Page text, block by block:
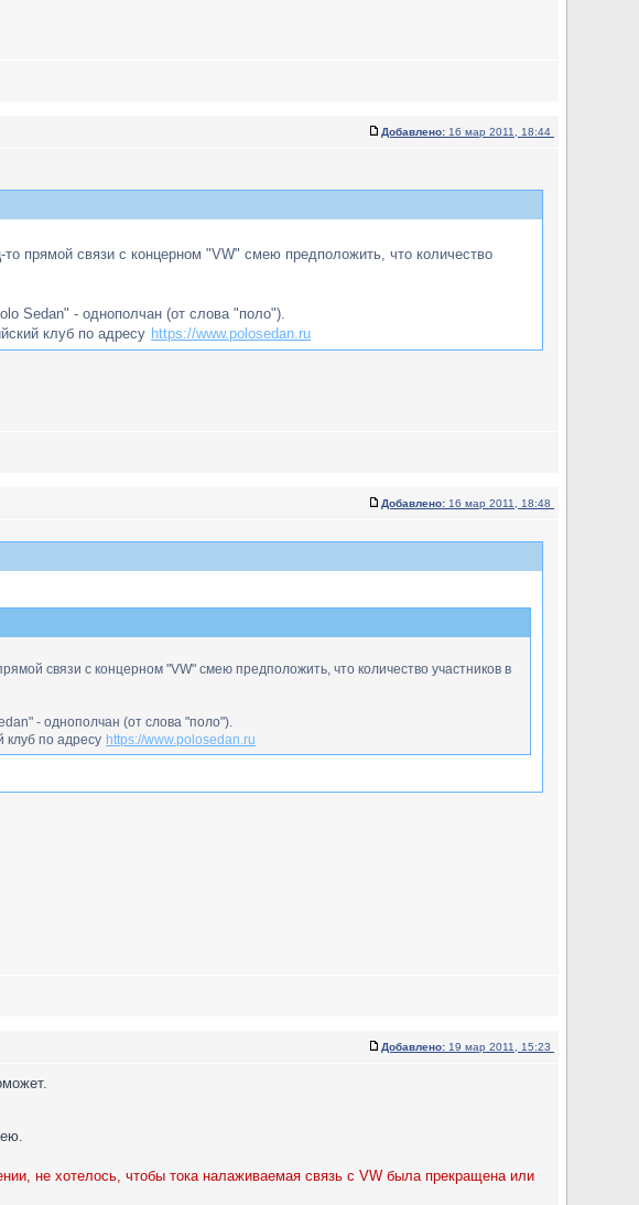
Добавлено: 16 мар 2011, 18:44
прямой связи с концерном "VW" смею предположить, что количество
Sedan" - однополчан (от слова "поло").
клуб по адресу https://www.polosedan.ru
Добавлено: 16 мар 2011, 18:48
связи с концерном "VW" смею предположить, что количество участников в
- однополчан (от слова "поло").
клуб по адресу https://www.polosedan.ru
Добавлено: 19 мар 2011, 15:23
не хотелось, чтобы тока налаживаемая связь с VW была прекращена или